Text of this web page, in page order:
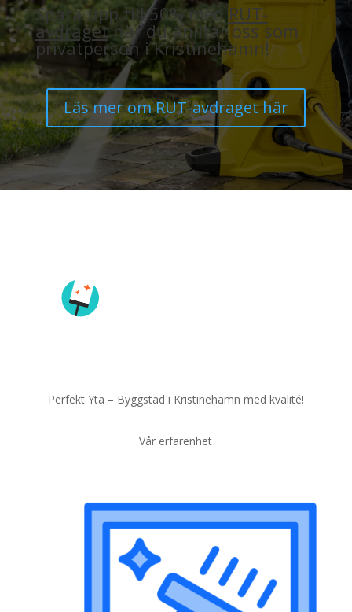
Spara upp till 50% med RUT-
avdragetnär du anlitar oss som
privatperson i Kristinehamn!
Läs mer om RUT-avdraget här
Perfekt Yta – Byggstäd i Kristinehamn med kvalité!
Vår erfarenhet